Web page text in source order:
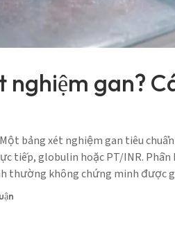
gan?
bảng xét nghiệm gan tiêu
globulin hoặc PT/INR.
thường không chứng minh được